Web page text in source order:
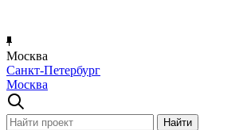
Москва
Санкт-Петербург
Москва